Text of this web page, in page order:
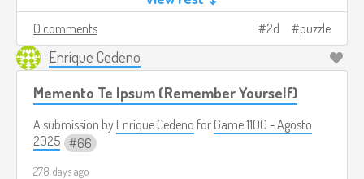
0 comments 2d puzzle
Enrique Cedeno
Memento Te Ipsum (Remember Yourself)
A submission by Enrique Cedeno for Game 1100 - Agosto
2025
66
278 days ago